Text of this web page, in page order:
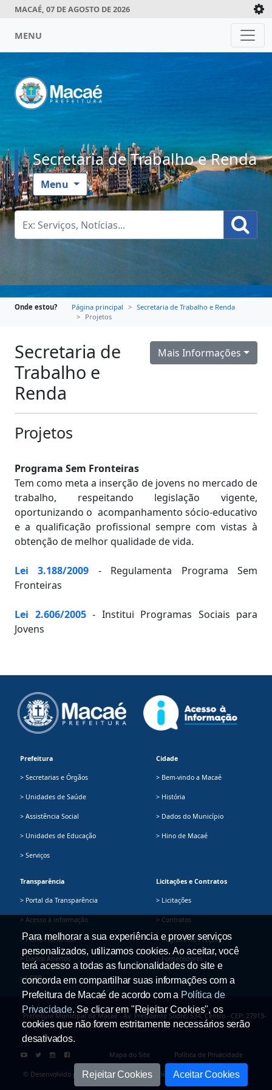
MACAÉ, 07 DE AGOSTO DE 2026
MENU
Secretaria de Trabalho e Renda
Menu
Onde estou? Página principal
Secretaria de Trabalho e Renda
Projetos
Mais Informações
Secretaria de
Trabalho e
Renda
Projetos
Programa Sem Fronteiras
Tem como meta a inserção de jovens no mercado de
trabalho, respeitando legislação vigente,
oportunizando o acompanhamento sócio-educativo
e a qualificação profissional sempre com vistas à
obtenção de melhor qualidade de vida.
Lei 3.188/2009 - Regulamenta Programa Sem
Fronteiras
Lei 2.606/2005- Institui Programas Sociais para
Jovens
Prefeitura
> Secretarias e Órgãos
> Unidades de Saúde
> Assistência Social
> Unidades de Educação
> Serviços
Cidade
> Bem-vindo a Macaé
> História
> Dados do Município
> Hino de Macaé
Transparência
> Portal da Transparência
> Acesso à informação
> Plano Plurianual
> Dados Abertos
> LGPD
Licitações e Contratos
> Licitações
> Contratos
> Registro de Preços
> Fornecedores
Prefeitura Municipal de Macaé - Av. Presidente Sodré, 534, Centro - CEP: 27913-
080 - Tel.: (22) 2791-9008
Mapa do Site Política de Privacidade
© Desenvolvido pela Secretaria Adjunta de Ciência e Tecnologia
Para melhorar a sua experiência e prover serviços
personalizados, utilizamos cookies. Ao aceitar, você
terá acesso a todas as funcionalidades do site e
concorda em compartilhar suas informações com a
Prefeitura de Macaé de acordo com a Política de
Privacidade. Se clicar em "Rejeitar Cookies", os
cookies que não forem estritamente necessários serão
desativados.
Aceitar Cookies
Rejeitar Cookies